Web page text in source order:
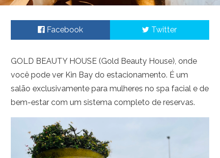
Facebook Twitter
GOLD BEAUTY HOUSE (Gold Beauty House), onde
você pode ver Kin Bay do estacionamento. É um
salão exclusivamente para mulheres no spa facial e de
bem-estar com um sistema completo de reservas.